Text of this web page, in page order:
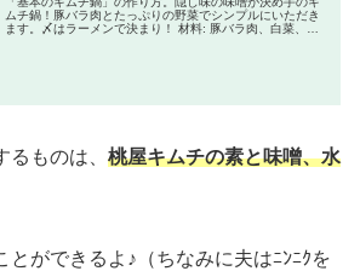
ムチ鍋！豚バラ肉とたっぷりの野菜でシンプルにいただき
ます。〆はラーメンで決まり！ 材料: 豚バラ肉、白菜、長
ものは、 桃屋キムチの素と味噌、水
とができるよ♪（ちなみに夫はﾆﾝﾆｸを